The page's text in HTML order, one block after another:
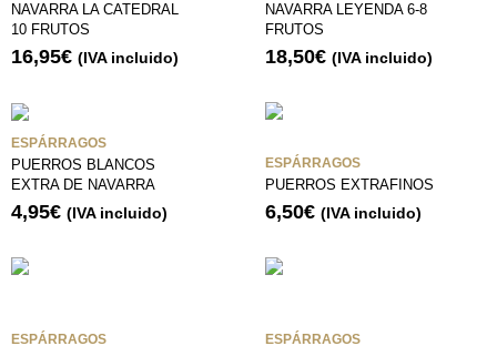
NAVARRA LA CATEDRAL
10 FRUTOS
16,95€ (IVA incluido)
NAVARRA LEYENDA 6-8
FRUTOS
18,50€ (IVA incluido)
ESPÁRRAGOS
PUERROS BLANCOS
EXTRA DE NAVARRA
4,95€ (IVA incluido)
ESPÁRRAGOS
PUERROS EXTRAFINOS
6,50€ (IVA incluido)
ESPÁRRAGOS ESPÁRRAGOS